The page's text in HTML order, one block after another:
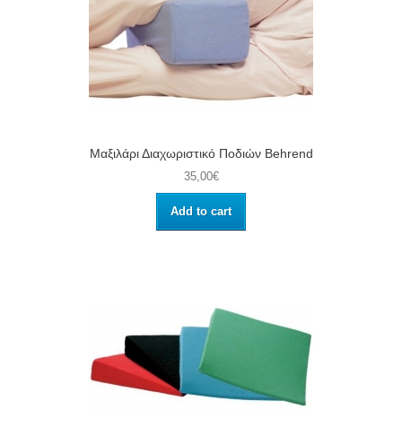
Μαξιλάρι Διαχωριστικό Ποδιών Behrend
35,00€
Add to cart